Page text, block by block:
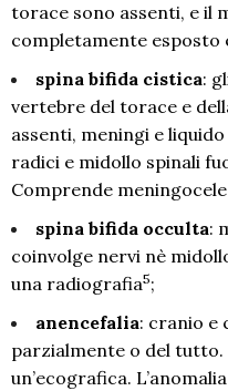
torace sono assenti, e il
completamente esposto
spina bifida cistica:
vertebre del torace e
assenti, meningi e
radici e midollo spinali
Comprende
spina bifida occulta:
coinvolge nervi nè
una radiografia5;
anencefalia: cranio e
parzialmente o del tutto.
un’ecografica.